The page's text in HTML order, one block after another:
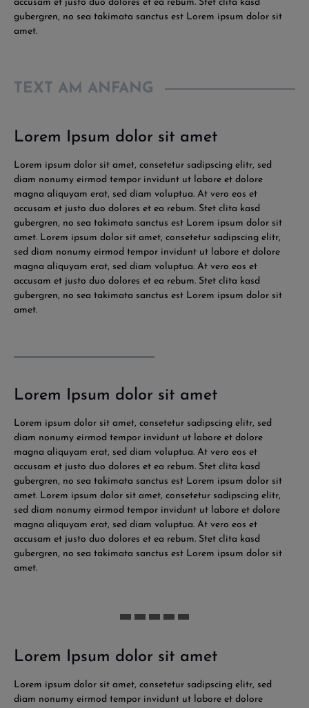
accusam et justo duo dolores et ea rebum. Stet clita kasd
gubergren, no sea takimata sanctus est Lorem ipsum dolor sit
amet.
TEXT AM ANFANG
Lorem Ipsum dolor sit amet
Lorem ipsum dolor sit amet, consetetur sadipscing elitr, sed
diam nonumy eirmod tempor invidunt ut labore et dolore
magna aliquyam erat, sed diam voluptua. At vero eos et
accusam et justo duo dolores et ea rebum. Stet clita kasd
gubergren, no sea takimata sanctus est Lorem ipsum dolor sit
amet. Lorem ipsum dolor sit amet, consetetur sadipscing elitr,
sed diam nonumy eirmod tempor invidunt ut labore et dolore
magna aliquyam erat, sed diam voluptua. At vero eos et
accusam et justo duo dolores et ea rebum. Stet clita kasd
gubergren, no sea takimata sanctus est Lorem ipsum dolor sit
amet.
Lorem Ipsum dolor sit amet
Lorem ipsum dolor sit amet, consetetur sadipscing elitr, sed
diam nonumy eirmod tempor invidunt ut labore et dolore
magna aliquyam erat, sed diam voluptua. At vero eos et
accusam et justo duo dolores et ea rebum. Stet clita kasd
gubergren, no sea takimata sanctus est Lorem ipsum dolor sit
amet. Lorem ipsum dolor sit amet, consetetur sadipscing elitr,
sed diam nonumy eirmod tempor invidunt ut labore et dolore
magna aliquyam erat, sed diam voluptua. At vero eos et
accusam et justo duo dolores et ea rebum. Stet clita kasd
gubergren, no sea takimata sanctus est Lorem ipsum dolor sit
amet.
Lorem Ipsum dolor sit amet
Lorem ipsum dolor sit amet, consetetur sadipscing elitr, sed
diam nonumy eirmod tempor invidunt ut labore et dolore